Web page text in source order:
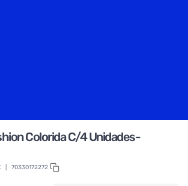
Colorida C/4 Unidades-
70330172272